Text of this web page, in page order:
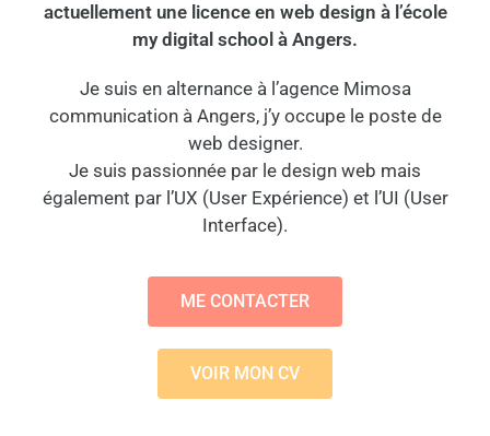
actuellement une licence en web design à l’école
my digital school à Angers.
Je suis en alternance à l’agence Mimosa
communication à Angers, j’y occupe le poste de
web designer.
Je suis passionnée par le design web mais
également par l’UX (User Expérience) et l’UI (User
Interface).
ME CONTACTER
VOIR MON CV